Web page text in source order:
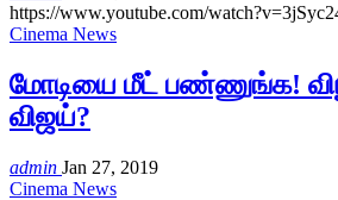
https://www.youtube.com/
Cinema News
மோடியை மீட் பண்ணுங்க!
விஜய்?
admin Jan 27, 2019
Cinema News